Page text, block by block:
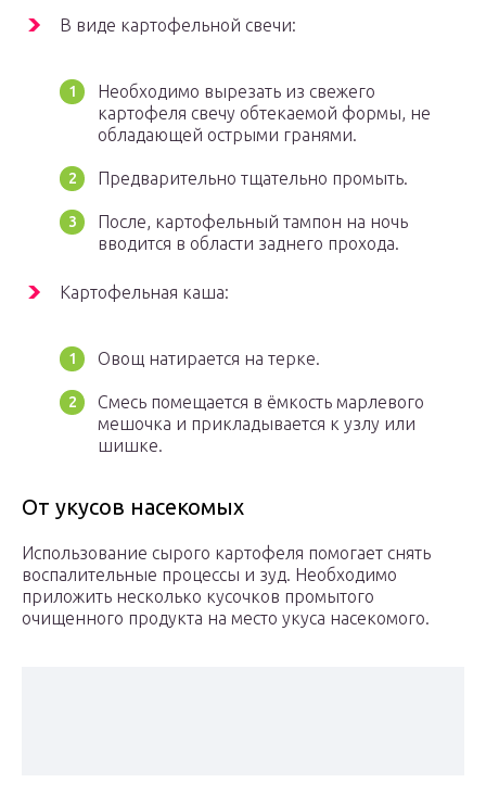
В виде картофельной свечи:
Необходимо вырезать из свежего
картофеля свечу обтекаемой формы, не
обладающей острыми гранями.
Предварительно тщательно промыть.
После, картофельный тампон на ночь
вводится в области заднего прохода.
Картофельная каша:
Овощ натирается на терке.
Смесь помещается в ёмкость марлевого
мешочка и прикладывается к узлу или
шишке.
От укусов насекомых
Использование сырого картофеля помогает снять
воспалительные процессы и зуд. Необходимо
приложить несколько кусочков промытого
очищенного продукта на место укуса насекомого.